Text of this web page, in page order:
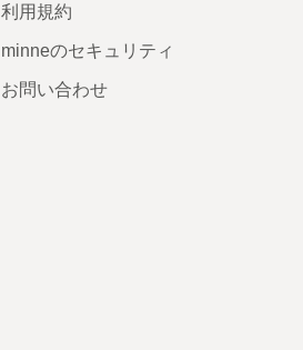
利用規約
minneのセキュリティ
お問い合わせ